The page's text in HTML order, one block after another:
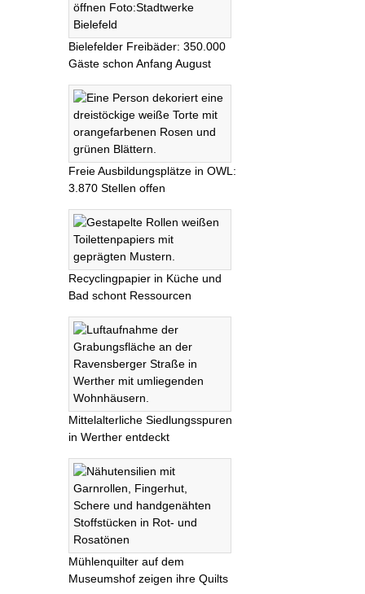
Bielefelder Freibäder: 350.000
Gäste schon Anfang August
Freie Ausbildungsplätze in OWL:
3.870 Stellen offen
Recyclingpapier in Küche und
Bad schont Ressourcen
Mittelalterliche Siedlungsspuren
in Werther entdeckt
Mühlenquilter auf dem
Museumshof zeigen ihre Quilts